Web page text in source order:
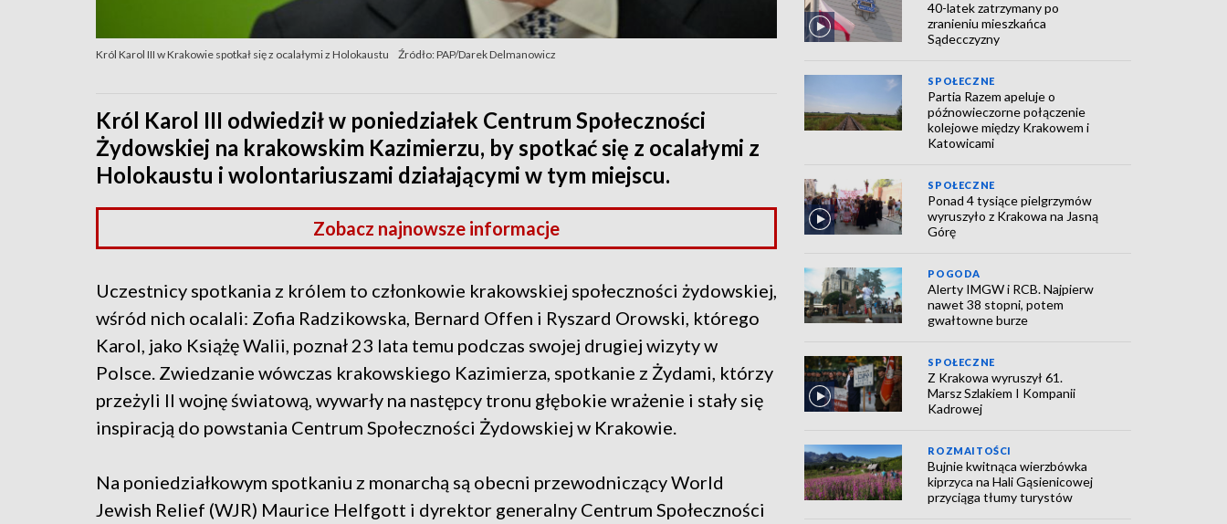
Król Karol III w Krakowie spotkał się z ocalałymi z Holokaustu Źródło: PAP/Darek Delmanowicz
Król Karol III odwiedził w poniedziałek Centrum Społeczności
Żydowskiej na krakowskim Kazimierzu, by spotkać się z ocalałymi z
Holokaustu i wolontariuszami działającymi w tym miejscu.
Zobacz najnowsze informacje
Uczestnicy spotkania z królem to członkowie krakowskiej społeczności żydowskiej,
wśród nich ocalali: Zofia Radzikowska, Bernard Offen i Ryszard Orowski, którego
Karol, jako Książę Walii, poznał 23 lata temu podczas swojej drugiej wizyty w
Polsce. Zwiedzanie wówczas krakowskiego Kazimierza, spotkanie z Żydami, którzy
przeżyli II wojnę światową, wywarły na następcy tronu głębokie wrażenie i stały się
inspiracją do powstania Centrum Społeczności Żydowskiej w Krakowie.
Na poniedziałkowym spotkaniu z monarchą są obecni przewodniczący World
Jewish Relief (WJR) Maurice Helfgott i dyrektor generalny Centrum Społeczności
40-latek zatrzymany po
zranieniu mieszkańca
Sądecczyzny
SPOŁECZNE
Partia Razem apeluje o
późnowieczorne połączenie
kolejowe między Krakowem i
Katowicami
SPOŁECZNE
Ponad 4 tysiące pielgrzymów
wyruszyło z Krakowa na Jasną
Górę
POGODA
Alerty IMGW i RCB. Najpierw
nawet 38 stopni, potem
gwałtowne burze
SPOŁECZNE
Z Krakowa wyruszył 61.
Marsz Szlakiem I Kompanii
Kadrowej
ROZMAITOŚCI
Bujnie kwitnąca wierzbówka
kiprzyca na Hali Gąsienicowej
przyciąga tłumy turystów